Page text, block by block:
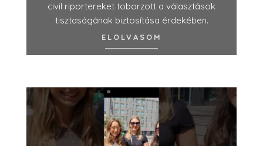
civil riportereket toborzott a választások
tisztaságának biztosítása érdekében.
ELOLVASOM